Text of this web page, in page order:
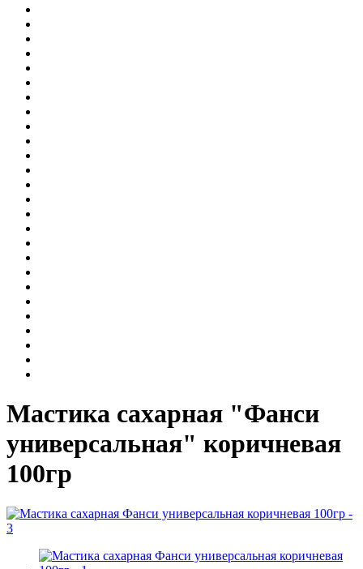
Мастика сахарная "Фанси
универсальная" коричневая
100гр